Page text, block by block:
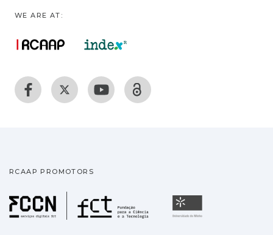
WE ARE AT:
RCAAP PROMOTORS
Fundação para a